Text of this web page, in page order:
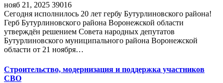
нояб 21, 2025 39016
Сегодня исполнилось 20 лет гербу Бутурлиновского района!
Герб Бутурлиновского района Воронежской области
утверждён решением Совета народных депутатов
Бутурлиновского муниципального района Воронежской
области от 21 ноября…
Строительство, модернизация и поддержка участников
СВО